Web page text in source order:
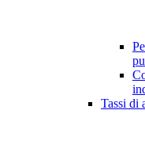
Tassi di